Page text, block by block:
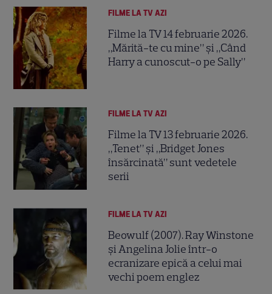
FILME LA TV AZI
Filme la TV 14 februarie 2026.
„Mărită-te cu mine” și „Când
Harry a cunoscut-o pe Sally”
FILME LA TV AZI
Filme la TV 13 februarie 2026.
„Tenet” și „Bridget Jones
însărcinată” sunt vedetele
serii
FILME LA TV AZI
Beowulf (2007). Ray Winstone
și Angelina Jolie într-o
ecranizare epică a celui mai
vechi poem englez